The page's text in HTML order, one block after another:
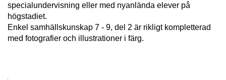
specialundervisning eller med nyanlända elever på
högstadiet.
Enkel samhällskunskap 7 - 9, del 2 är rikligt kompletterad
med fotografier och illustrationer i färg.